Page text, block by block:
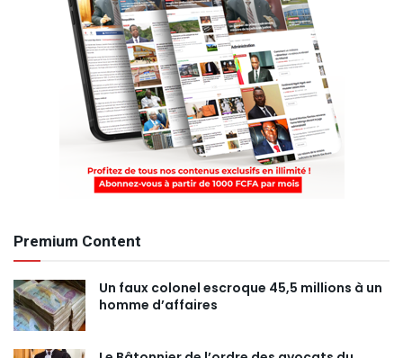
Premium Content
Un faux colonel escroque 45,5 millions à un
homme d’affaires